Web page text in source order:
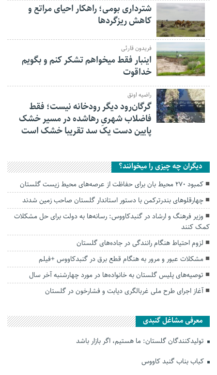
شترداری بومی؛ راهکار احیای مراتع و
کاهش ریزگردها
فریدون قارئی
اینبار فقط میخواهم تشکر کنم و بگویم
خداقوت
راضیه اونق
گرگان‌رود دیگر رودخانه نیست؛ فقط
فاضلاب شهریِ رهاشده در مسیر خشک
پایین دست یک سد تقریبا خشک است
دیگران چه چیزی را میخوانند؟
کمبود ۲۷۰ محیط بان برای حفاظت از عرصه‌های محیط زیست گلستان
چهارقلوهای بندرترکمن با دستور استاندار گلستان صاحب زمین شدند
وزیر فرهنگ و ارشاد در گنبدکاووس: رسانه‌ها به دولت برای حل مشکلات
کمک کنند
لزوم احتیاط هنگام رانندگی در جاده‌های گلستان
مشکلات عبور و مرور به هنگام قطع برق در گنبدکاووس +فیلم
توصیه‌های پلیس گلستان به خانواده‌ها در مورد چهارشنبه آخر سال
آغاز اجرای طرح ملی غربالگری دیابت و فشارخون در گلستان
معرفی مشاغل گنبدی
تولیدکنندگان گلستان: ما هستیم، اگر بازار باشد
کباب بناب گنبد کاووس